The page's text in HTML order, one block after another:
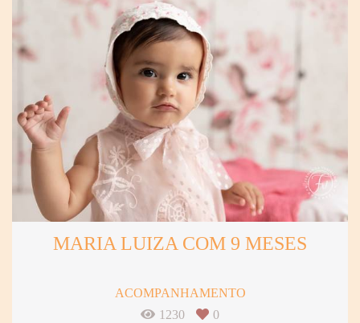
MARIA LUIZA COM 9 MESES
ACOMPANHAMENTO
1230
0